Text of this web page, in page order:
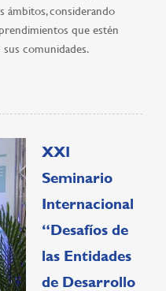
ámbitos, considerando
que estén
comunidades.
XXI
Seminario
Internacional
“Desafíos de
las Entidades
de Desarrollo